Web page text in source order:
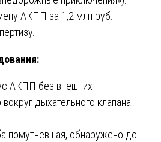
АКПП за 1,2 млн руб.
АКПП без внешних
дыхательного клапана —
помутневшая, обнаружено до